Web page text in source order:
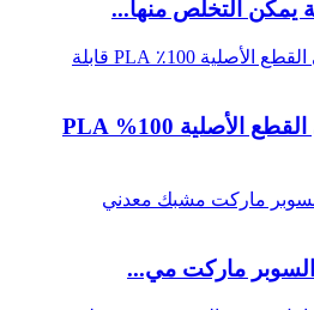
يمكن التخلص منها...
خدمة صانعي القطع الأصلية 100% PLA
ماركت مي...